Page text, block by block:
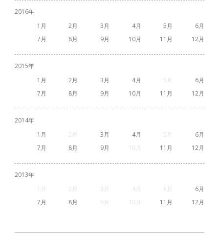
2016
1
2 3 4 5
6
7
8 9 10 11 12
2015
1
2 3 4 5
6
7
8 9 10 11 12
2014
1
2 3 4 5
6
7
8 9 10 11 12
2013
1
2 3 4 5
6
7
8 9 10 11 12